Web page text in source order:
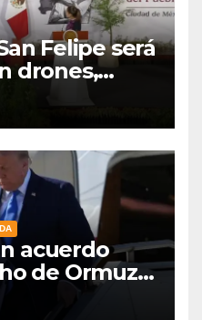
Felipe será
drones,
Jornada
se suma
acuerdo
de Ormuz